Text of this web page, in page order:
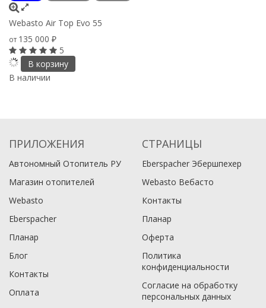
Webasto Air Top Evo 55
от 135 000 ₽
5
В корзину
В наличии
ПРИЛОЖЕНИЯ
Автономный Отопитель РУ
Магазин отопителей
Webasto
Eberspacher
Планар
Блог
Контакты
Оплата
СТРАНИЦЫ
Eberspacher Эбершпехер
Webasto Вебасто
Контакты
Планар
Оферта
Политика
конфиденциальности
Согласие на обработку
персональных данных